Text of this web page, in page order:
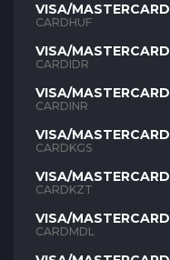
VISA/MASTERCARD
HUF
CARDHUF
VISA/MASTERCARD
IDR
CARDIDR
VISA/MASTERCARD
INR
CARDINR
VISA/MASTERCARD
KGS
CARDKGS
VISA/MASTERCARD
KZT
CARDKZT
VISA/MASTERCARD
MDL
CARDMDL